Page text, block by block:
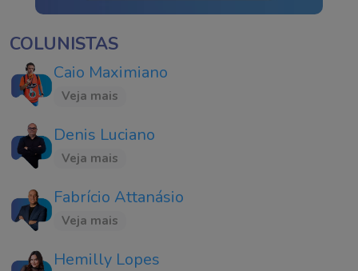
COLUNISTAS
Caio Maximiano
Veja mais
Denis Luciano
Veja mais
Fabrício Attanásio
Veja mais
Hemilly Lopes